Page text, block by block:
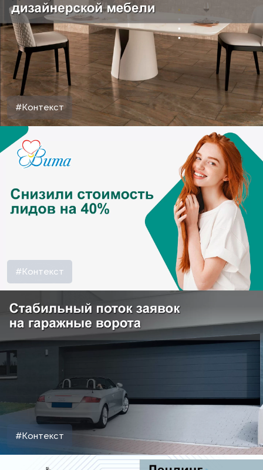
#Контекст
#Контекст
#Контекст